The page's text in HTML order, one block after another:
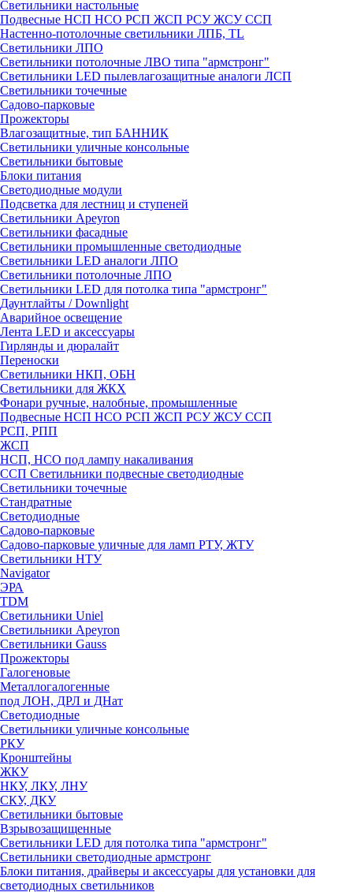
Светильники настольные
Подвесные НСП НСО РСП ЖСП РСУ ЖСУ ССП
Настенно-потолочные светильники ЛПБ, TL
Светильники ЛПО
Светильники потолочные ЛВО типа "армстронг"
Светильники LED пылевлагозащитные аналоги ЛСП
Светильники точечные
Садово-парковые
Прожекторы
Влагозащитные, тип БАННИК
Светильники уличные консольные
Светильники бытовые
Блоки питания
Светодиодные модули
Подсветка для лестниц и ступеней
Светильники Apeyron
Светильники фасадные
Светильники промышленные светодиодные
Светильники LED аналоги ЛПО
Светильники потолочные ЛПО
Светильники LED для потолка типа "армстронг"
Даунтлайты / Downlight
Аварийное освещение
Лента LED и аксессуары
Гирлянды и дюралайт
Переноски
Светильники НКП, ОБН
Светильники для ЖКХ
Фонари ручные, налобные, промышленные
Подвесные НСП НСО РСП ЖСП РСУ ЖСУ ССП
РСП, РПП
ЖСП
НСП, НСО под лампу накаливания
ССП Светильники подвесные светодиодные
Светильники точечные
Стандратные
Светодиодные
Садово-парковые
Садово-парковые уличные для ламп РТУ, ЖТУ
Светильники НТУ
Navigator
ЭРА
TDM
Светильники Uniel
Светильники Apeyron
Светильники Gauss
Прожекторы
Галогеновые
Металлогалогенные
под ЛОН, ДРЛ и ДНат
Светодиодные
Светильники уличные консольные
РКУ
Кронштейны
ЖКУ
НКУ, ЛКУ, ЛНУ
СКУ, ДКУ
Светильники бытовые
Взрывозащищенные
Светильники LED для потолка типа "армстронг"
Светильники светодиодные армстронг
Блоки питания, драйверы и аксессуары для установки для
светодиодных светильников